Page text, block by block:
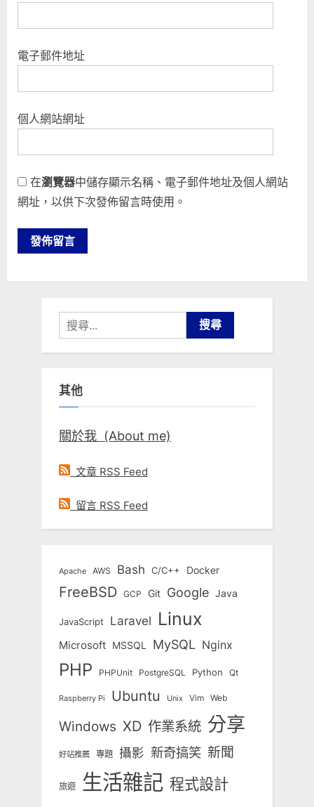
電子郵件地址
個人網站網址
在瀏覽器中儲存顯示名稱、電子郵件地址及個人網站
網址，以供下次發佈留言時使用。
搜
尋
關
字:
其他
關於我 (About me)
文章 RSS Feed
留言 RSS Feed
Apache AWS Bash C/C++ Docker
FreeBSD GCP Git Google Java
JavaScript Laravel Linux
Microsoft MSSQL MySQL Nginx
PHP PHPUnit PostgreSQL Python Qt
Raspberry Pi Ubuntu Unix Vim Web
Windows XD 作業系統 分享
好站推薦 專題 攝影 新奇搞笑 新聞
旅遊 生活雜記 程式設計